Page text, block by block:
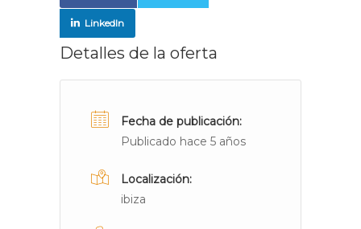
LinkedIn
Detalles de la oferta
Fecha de publicación:
Publicado hace 5 años
Localización:
ibiza